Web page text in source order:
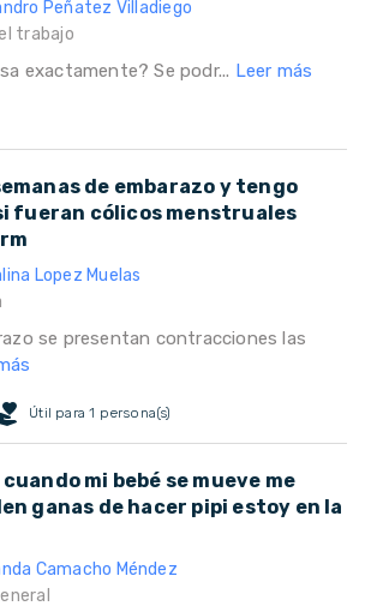
Peñatez Villadiego
trabajo
exactamente? Se podr... Leer más
de embarazo y tengo
fueran cólicos menstruales
Lopez Muelas
se presentan contracciones las
Útil para 1 persona(s)
mi bebé se mueve me
ganas de hacer pipi estoy en la
Camacho Méndez